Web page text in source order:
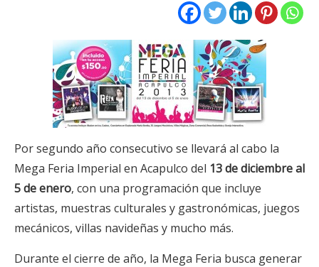
Por segundo año consecutivo se llevará al cabo la
Mega Feria Imperial en Acapulco del 13 de diciembre al
5 de enero, con una programación que incluye
artistas, muestras culturales y gastronómicas, juegos
mecánicos, villas navideñas y mucho más.
Durante el cierre de año, la Mega Feria busca generar